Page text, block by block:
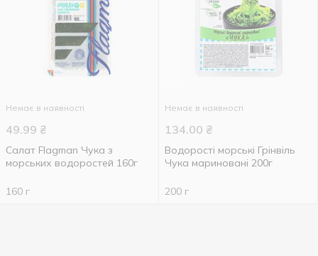
Немає в наявності
49.99 ₴
Салат Flagman Чука з
морських водоростей 160г
160 г
Немає в наявності
134.00 ₴
Водорості морські Грінвіль
Чука мариновані 200г
200 г